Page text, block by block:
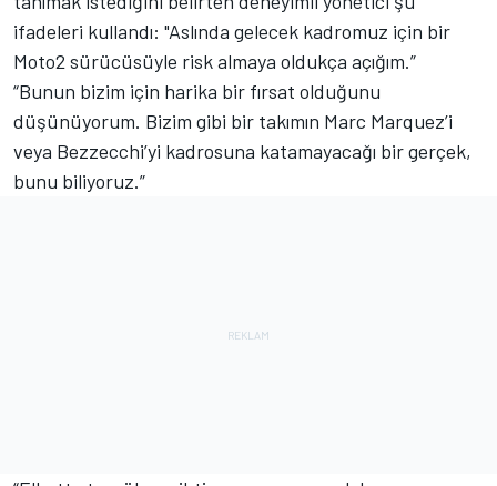
ifadeleri kullandı: "Aslında gelecek kadromuz için bir
Moto2 sürücüsüyle risk almaya oldukça açığım.”
“Bunun bizim için harika bir fırsat olduğunu
düşünüyorum. Bizim gibi bir takımın Marc Marquez’i
veya Bezzecchi’yi kadrosuna katamayacağı bir gerçek,
bunu biliyoruz.”